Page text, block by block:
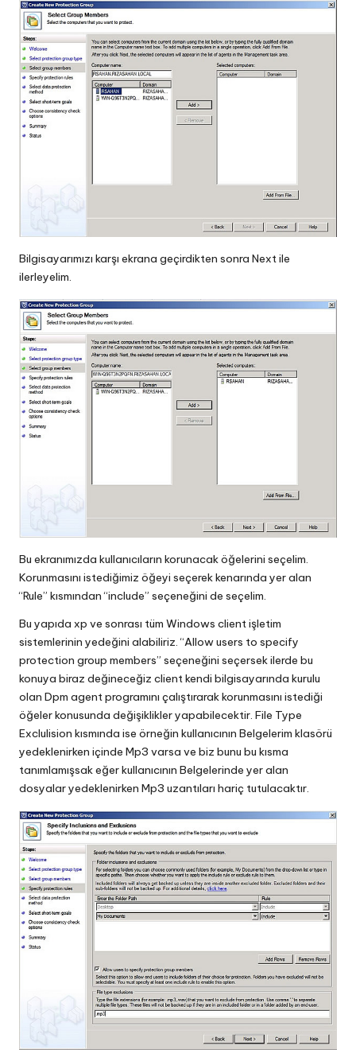
Bilgisayarımızı karşı ekrana geçirdikten sonra Next ile
ilerleyelim.
Bu ekranımızda kullanıcıların korunacak öğelerini seçelim.
Korunmasını istediğimiz öğeyi seçerek kenarında yer alan
“Rule” kısmından “include” seçeneğini de seçelim.
Bu yapıda xp ve sonrası tüm Windows client işletim
sistemlerinin yedeğini alabiliriz. “Allow users to specify
protection group members” seçeneğini seçersek ilerde bu
konuya biraz değineceğiz client kendi bilgisayarında kurulu
olan Dpm agent programını çalıştırarak korunmasını istediği
öğeler konusunda değişiklikler yapabilecektir. File Type
Exclulision kısmında ise örneğin kullanıcının Belgelerim klasörü
yedeklenirken içinde Mp3 varsa ve biz bunu bu kısma
tanımlamışsak eğer kullanıcının Belgelerinde yer alan
dosyalar yedeklenirken Mp3 uzantıları hariç tutulacaktır.